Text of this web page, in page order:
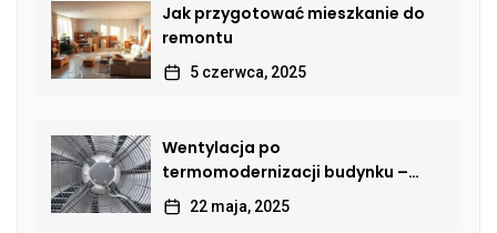
Jak przygotować mieszkanie do
remontu
5 czerwca, 2025
Wentylacja po
termomodernizacji budynku –
jak przywrócić sprawną wymianę
powietrza?
22 maja, 2025